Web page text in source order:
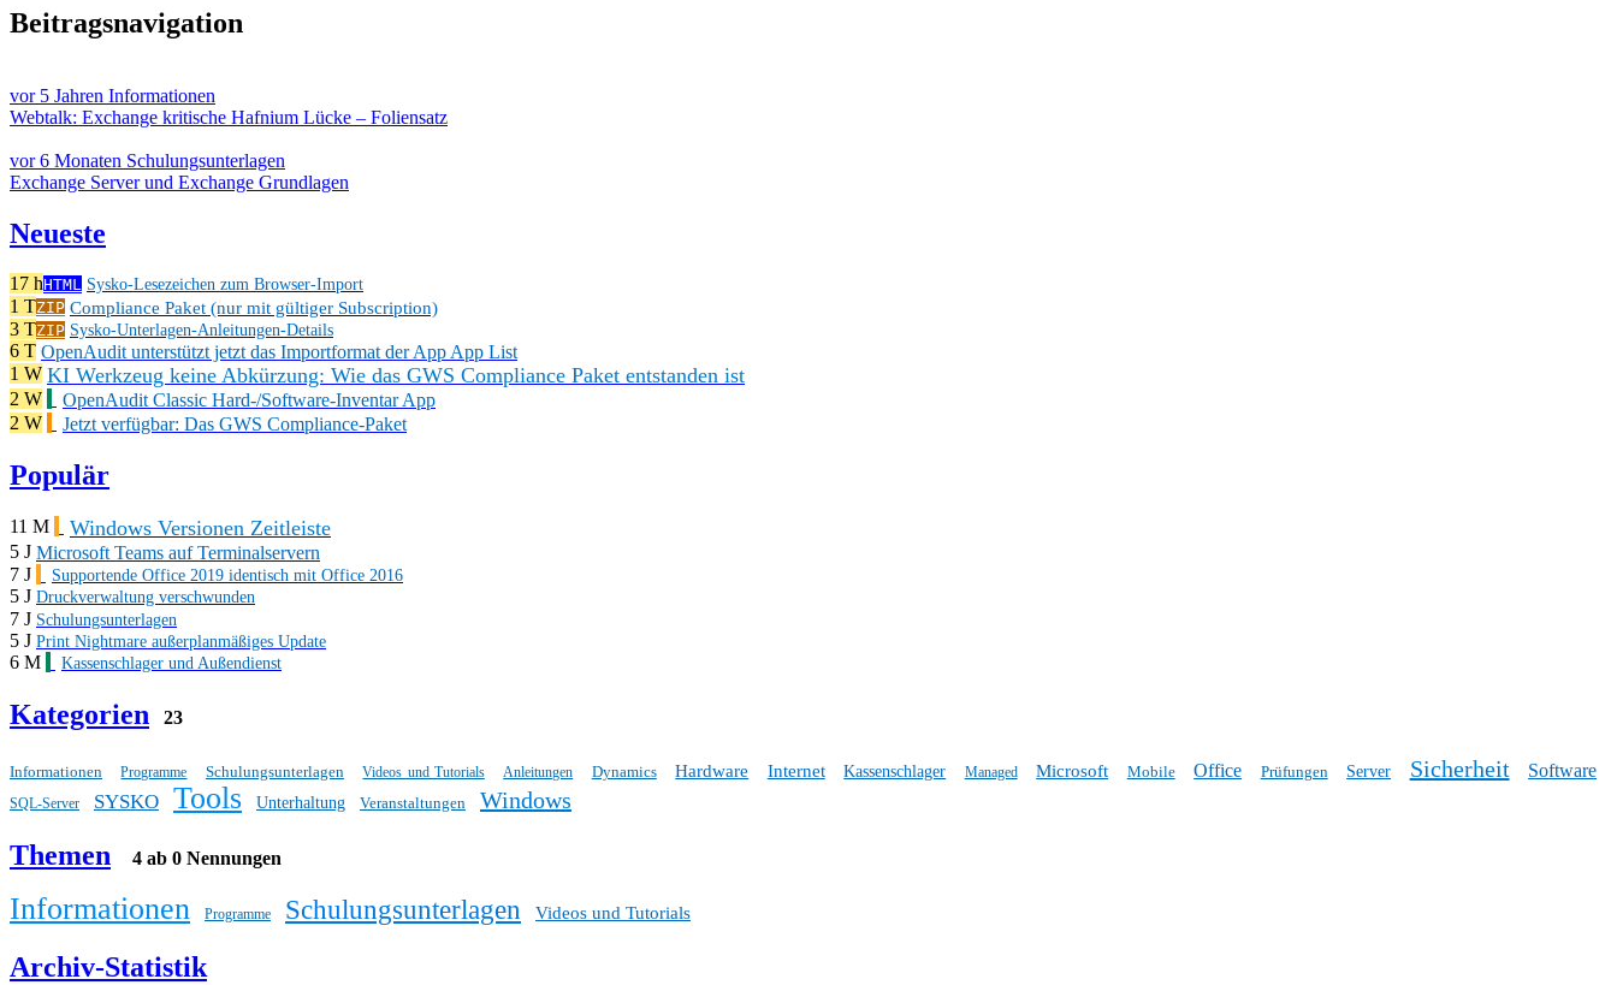
Beitragsnavigation
vor 5 Jahren Informationen
Webtalk: Exchange kritische Hafnium Lücke – Foliensatz
vor 6 Monaten Schulungsunterlagen
Exchange Server und Exchange Grundlagen
Neueste
17 hHTML Sysko-Lesezeichen zum Browser-Import
1 TZIP Compliance Paket (nur mit gültiger Subscription)
3 TZIP Sysko-Unterlagen-Anleitungen-Details
6 T OpenAudit unterstützt jetzt das Importformat der App App List
1 W KI Werkzeug keine Abkürzung: Wie das GWS Compliance Paket entstanden ist
2 W
OpenAudit Classic Hard-/Software-Inventar App
2 W
Jetzt verfügbar: Das GWS Compliance-Paket
Populär
11 M Windows Versionen Zeitleiste
5 J Microsoft Teams auf Terminalservern
7 J
Supportende Office 2019 identisch mit Office 2016
5 J Druckverwaltung verschwunden
7 J Schulungsunterlagen
5 J Print Nightmare außerplanmäßiges Update
6 M Kassenschlager und Außendienst
Kategorien 23
Informationen Programme Schulungsunterlagen Videos und Tutorials Anleitungen Dynamics Hardware Internet Kassenschlager Managed Microsoft Mobile Office Prüfungen Server Sicherheit Software
SQL-Server SYSKO Tools Unterhaltung Veranstaltungen Windows
Themen 4 ab 0 Nennungen
Informationen Programme Schulungsunterlagen Videos und Tutorials
Archiv-Statistik